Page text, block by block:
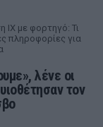
με φορτηγό: Τι
πληροφορίες για
λένε οι
τον